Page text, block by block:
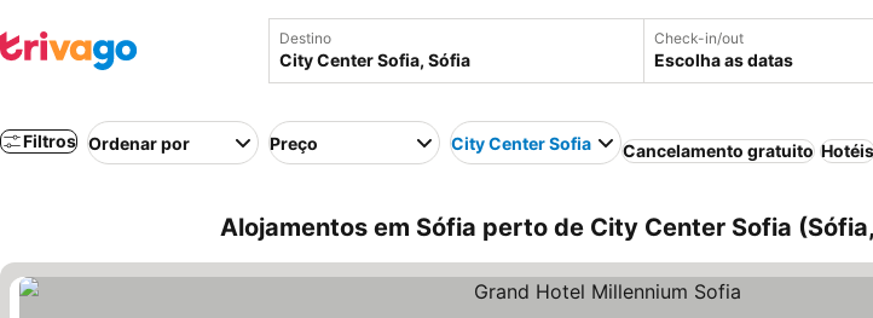
Destino Check-in/out
Escolha as datas
Filtros Ordenar por Preço City Center Sofia Cancelamento gratuito Hotéis
Alojamentos em Sófia perto de City Center Sofia